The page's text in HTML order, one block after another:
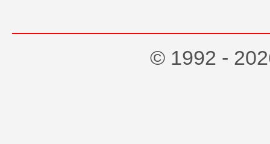
© 1992 -